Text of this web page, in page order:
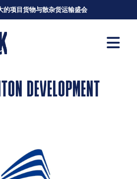
的项目货物与散杂货运输盛会
DEVELOPMENT